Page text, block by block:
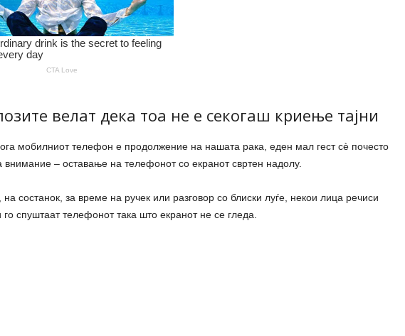
велат дека тоа не е секогаш криење тајни
мобилниот телефон е продолжение на нашата рака, еден мал гест сè почесто
внимание – оставање на телефонот со екранот свртен надолу.
состанок, за време на ручек или разговор со блиски луѓе, некои лица речиси
го спуштаат телефонот така што екранот не се гледа.